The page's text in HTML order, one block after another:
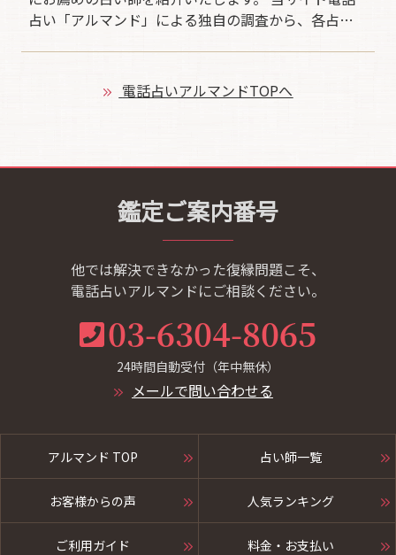
に基づき実施しております。
占い「アルマンド」による独自の調査から、各占い
た超霊能力鑑定で見事に復縁成就をされてきたお薦
めの占い師です。復縁成就を願う方は是非、ご参考
電話占いアルマンドTOPへ
鑑定ご案内番号
他では解決できなかった復縁問題こそ、
電話占いアルマンドにご相談ください。
03-6304-8065
24時間自動受付（年中無休）
メールで問い合わせる
アルマンド TOP 占い師一覧
お客様からの声 人気ランキング
ご利用ガイド 料金・お支払い